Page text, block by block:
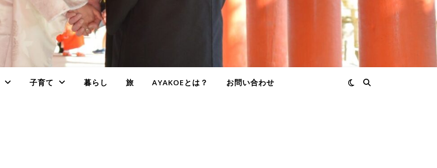
子育て 暮らし 旅 AYAKOEとは？ お問い合わせ